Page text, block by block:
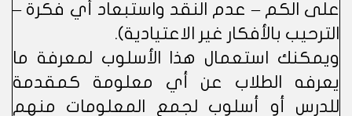
على الكم – عدم النقد واستبعاد أي فكرة –
الترحيب بالأفكار غير الاعتيادية).
ويمكنك استعمال هذا الأسلوب لمعرفة ما
يعرفه الطلاب عن أي معلومة كمقدمة
للدرس أو أسلوب لجمع المعلومات منهم